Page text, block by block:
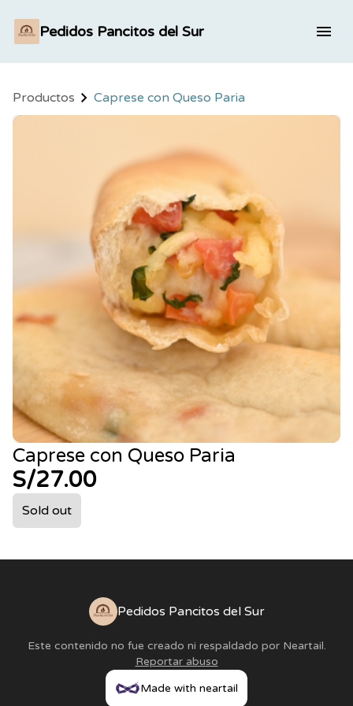
Pedidos Pancitos del Sur
Productos Caprese con Queso Paria
Caprese con Queso Paria
S/27.00
Sold out
Pedidos Pancitos del Sur
Este contenido no fue creado ni respaldado por Neartail.
Reportar abuso
Made with neartail